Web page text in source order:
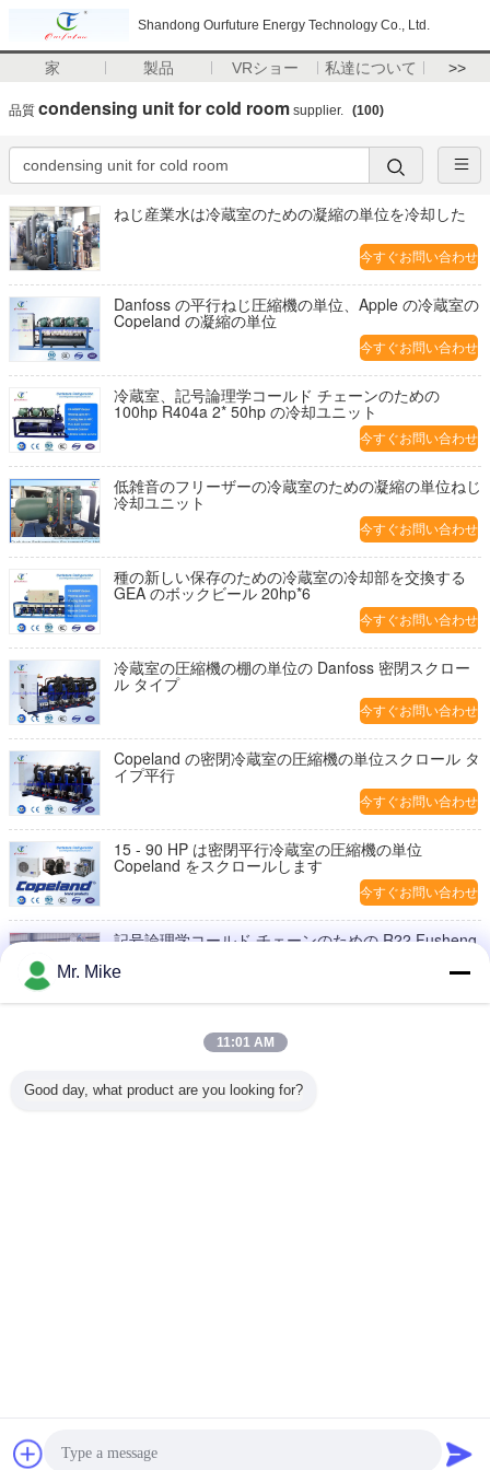
Shandong Ourfuture Energy Technology Co., Ltd.
家 製品 VRショー 私達について >>
品質 condensing unit for cold room supplier. (100)
ねじ産業水は冷蔵室のための凝縮の単位を冷却した
今すぐお問い合わせ
Danfoss の平行ねじ圧縮機の単位、Apple の冷蔵室の
Copeland の凝縮の単位
今すぐお問い合わせ
冷蔵室、記号論理学コールド チェーンのための
100hp R404a 2* 50hp の冷却ユニット
今すぐお問い合わせ
低雑音のフリーザーの冷蔵室のための凝縮の単位ねじ
冷却ユニット
今すぐお問い合わせ
種の新しい保存のための冷蔵室の冷却部を交換する
GEA のボックビール 20hp*6
今すぐお問い合わせ
冷蔵室の圧縮機の棚の単位の Danfoss 密閉スクロー
ル タイプ
今すぐお問い合わせ
Copeland の密閉冷蔵室の圧縮機の単位スクロール タ
イプ平行
今すぐお問い合わせ
15 - 90 HP は密閉平行冷蔵室の圧縮機の単位
Copeland をスクロールします
今すぐお問い合わせ
記号論理学コールド チェーンのための R22 Fusheng
ビーフの前冷やされていた冷たい店の冷蔵室の圧縮機
の単位の Fusheng のブランド
チャット
Mr. Mike
11:01 AM
Good day, what product are you looking for?